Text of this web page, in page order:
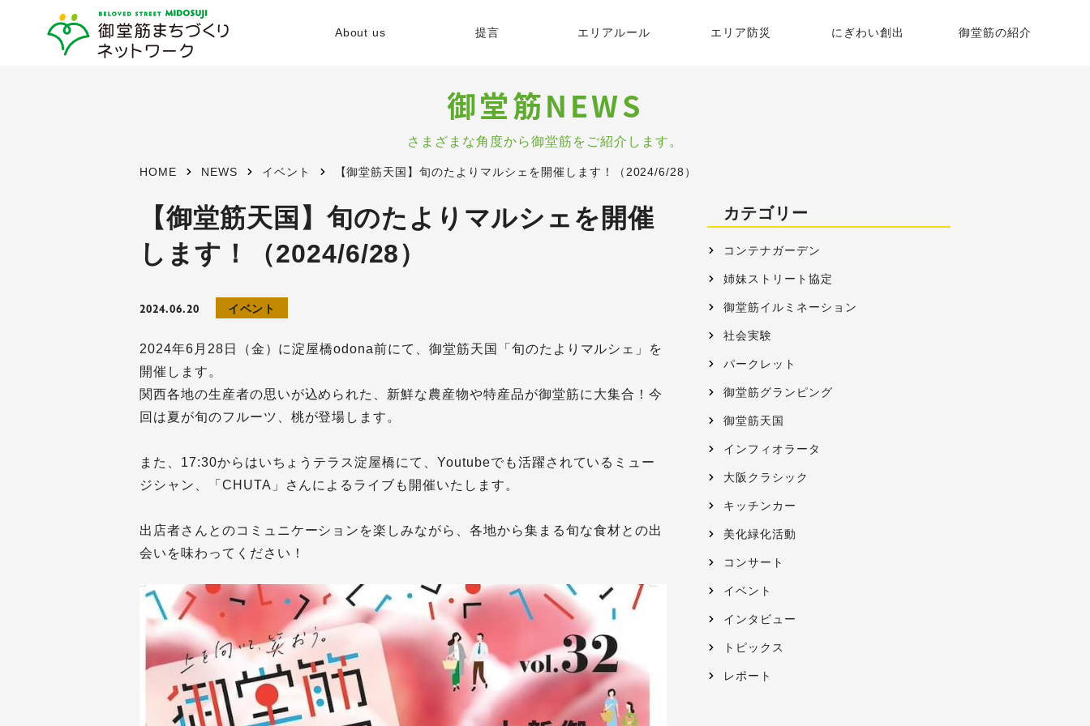
About us
会員資格
活動エリア
提言 エリアルール エリア防災 にぎわい創出 御堂筋の紹介
御堂筋NEWS
さまざまな角度から御堂筋をご紹介します。
HOME NEWS イベント 【御堂筋天国】旬のたよりマルシェを開催します！（2024/6/28）
【御堂筋天国】旬のたよりマルシェを開催
します！（2024/6/28）
2024.06.20 イベント
2024年6月28日（金）に淀屋橋odona前にて、御堂筋天国「旬のたよりマルシェ」を
開催します。
関西各地の生産者の思いが込められた、新鮮な農産物や特産品が御堂筋に大集合！今
回は夏が旬のフルーツ、桃が登場します。
また、17:30からはいちょうテラス淀屋橋にて、Youtubeでも活躍されているミュー
ジシャン、「CHUTA」さんによるライブも開催いたします。
出店者さんとのコミュニケーションを楽しみながら、各地から集まる旬な食材との出
会いを味わってください！
カテゴリー
コンテナガーデン
姉妹ストリート協定
御堂筋イルミネーション
社会実験
パークレット
御堂筋グランピング
御堂筋天国
インフィオラータ
大阪クラシック
キッチンカー
美化緑化活動
コンサート
イベント
インタビュー
トピックス
レポート